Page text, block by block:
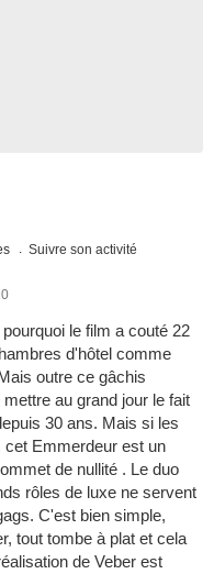
Suivre son activité
le film a couté 22
d'hôtel comme
outre ce gâchis
au grand jour le fait
30 ans. Mais si les
cet Emmerdeur est un
de nullité . Le duo
rôles de luxe ne servent
C'est bien simple,
tout tombe à plat et cela
de Veber est